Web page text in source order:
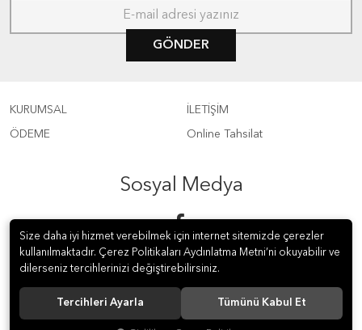
GÖNDER
KURUMSAL
ÖDEME
İLETİŞİM
Online Tahsilat
Sosyal Medya
© 2019 ÇAĞDAŞ ELT KİTABEVİ LTD.ŞTİ. Tüm hakları saklıdır.
Size daha iyi hizmet verebilmek için internet sitemizde çerezler
kullanılmaktadır. Çerez Politikaları Aydınlatma Metni’ni okuyabilir ve
dilerseniz tercihlerinizi değiştirebilirsiniz.
Tercihleri Ayarla Tümünü Kabul Et